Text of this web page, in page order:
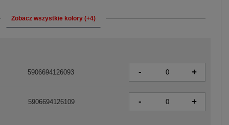
Zobacz wszystkie kolory (+4)
5906694126093 - +
5906694126109 - +